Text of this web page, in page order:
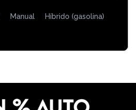
Manual Híbrido (gasolina)